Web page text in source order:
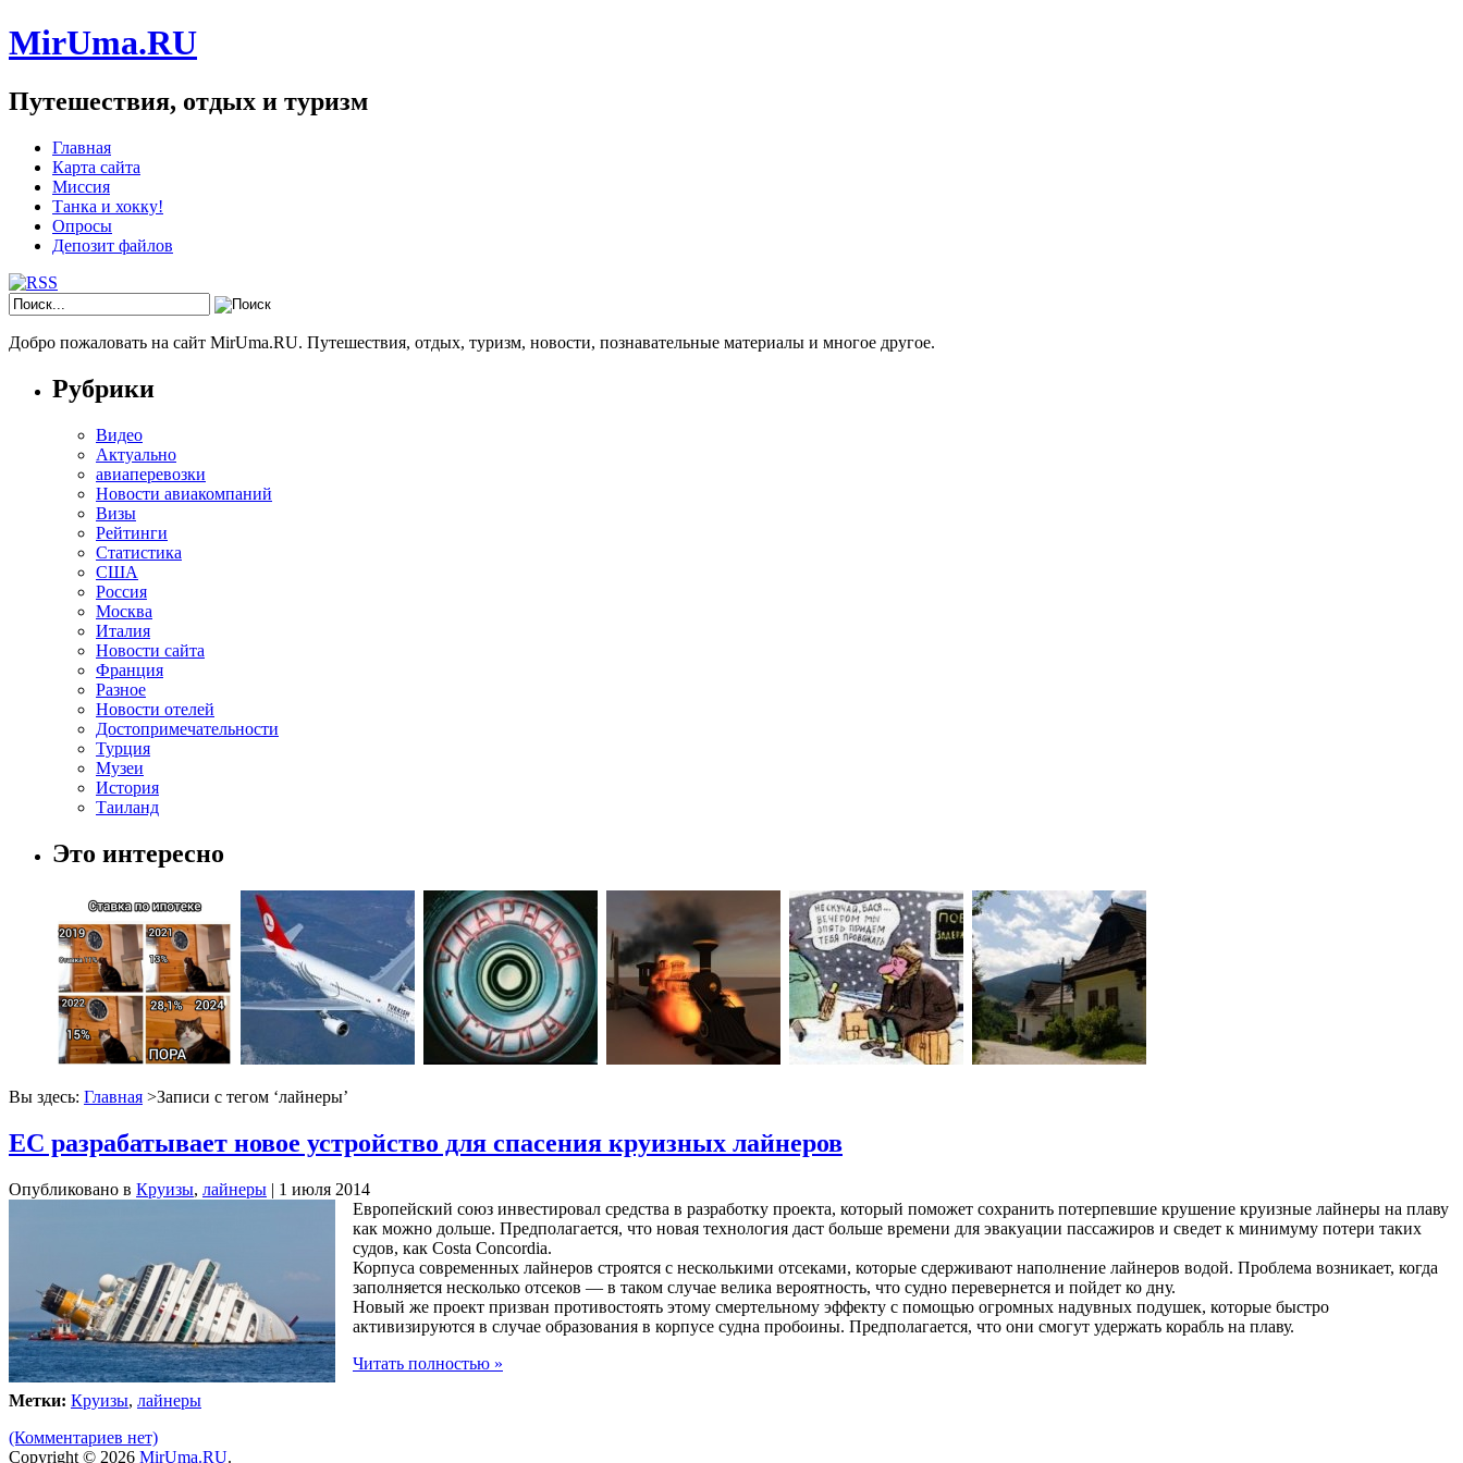
MirUma.RU
Путешествия, отдых и туризм
Главная
Карта сайта
Миссия
Танка и хокку!
Опросы
Депозит файлов
Добро пожаловать на сайт MirUma.RU. Путешествия, отдых, туризм, новости, познавательные материалы и многое другое.
Рубрики
Видео
Актуально
авиаперевозки
Новости авиакомпаний
Визы
Рейтинги
Статистика
США
Россия
Москва
Италия
Новости сайта
Франция
Разное
Новости отелей
Достопримечательности
Турция
Музеи
История
Таиланд
Это интересно
Вы здесь: Главная >Записи с тегом ‘лайнеры’
ЕС разрабатывает новое устройство для спасения круизных лайнеров
Опубликовано в Круизы, лайнеры | 1 июля 2014
Европейский союз инвестировал средства в разработку проекта, который поможет сохранить потерпевшие крушение круизные лайнеры на плаву
как можно дольше. Предполагается, что новая технология даст больше времени для эвакуации пассажиров и сведет к минимуму потери таких
судов, как Costa Concordia.
Корпуса современных лайнеров строятся с несколькими отсеками, которые сдерживают наполнение лайнеров водой. Проблема возникает, когда
заполняется несколько отсеков — в таком случае велика вероятность, что судно перевернется и пойдет ко дну.
Новый же проект призван противостоять этому смертельному эффекту с помощью огромных надувных подушек, которые быстро
активизируются в случае образования в корпусе судна пробоины. Предполагается, что они смогут удержать корабль на плаву.
Читать полностью »
Метки: Круизы, лайнеры
(Комментариев нет)
Copyright © 2026 MirUma.RU.